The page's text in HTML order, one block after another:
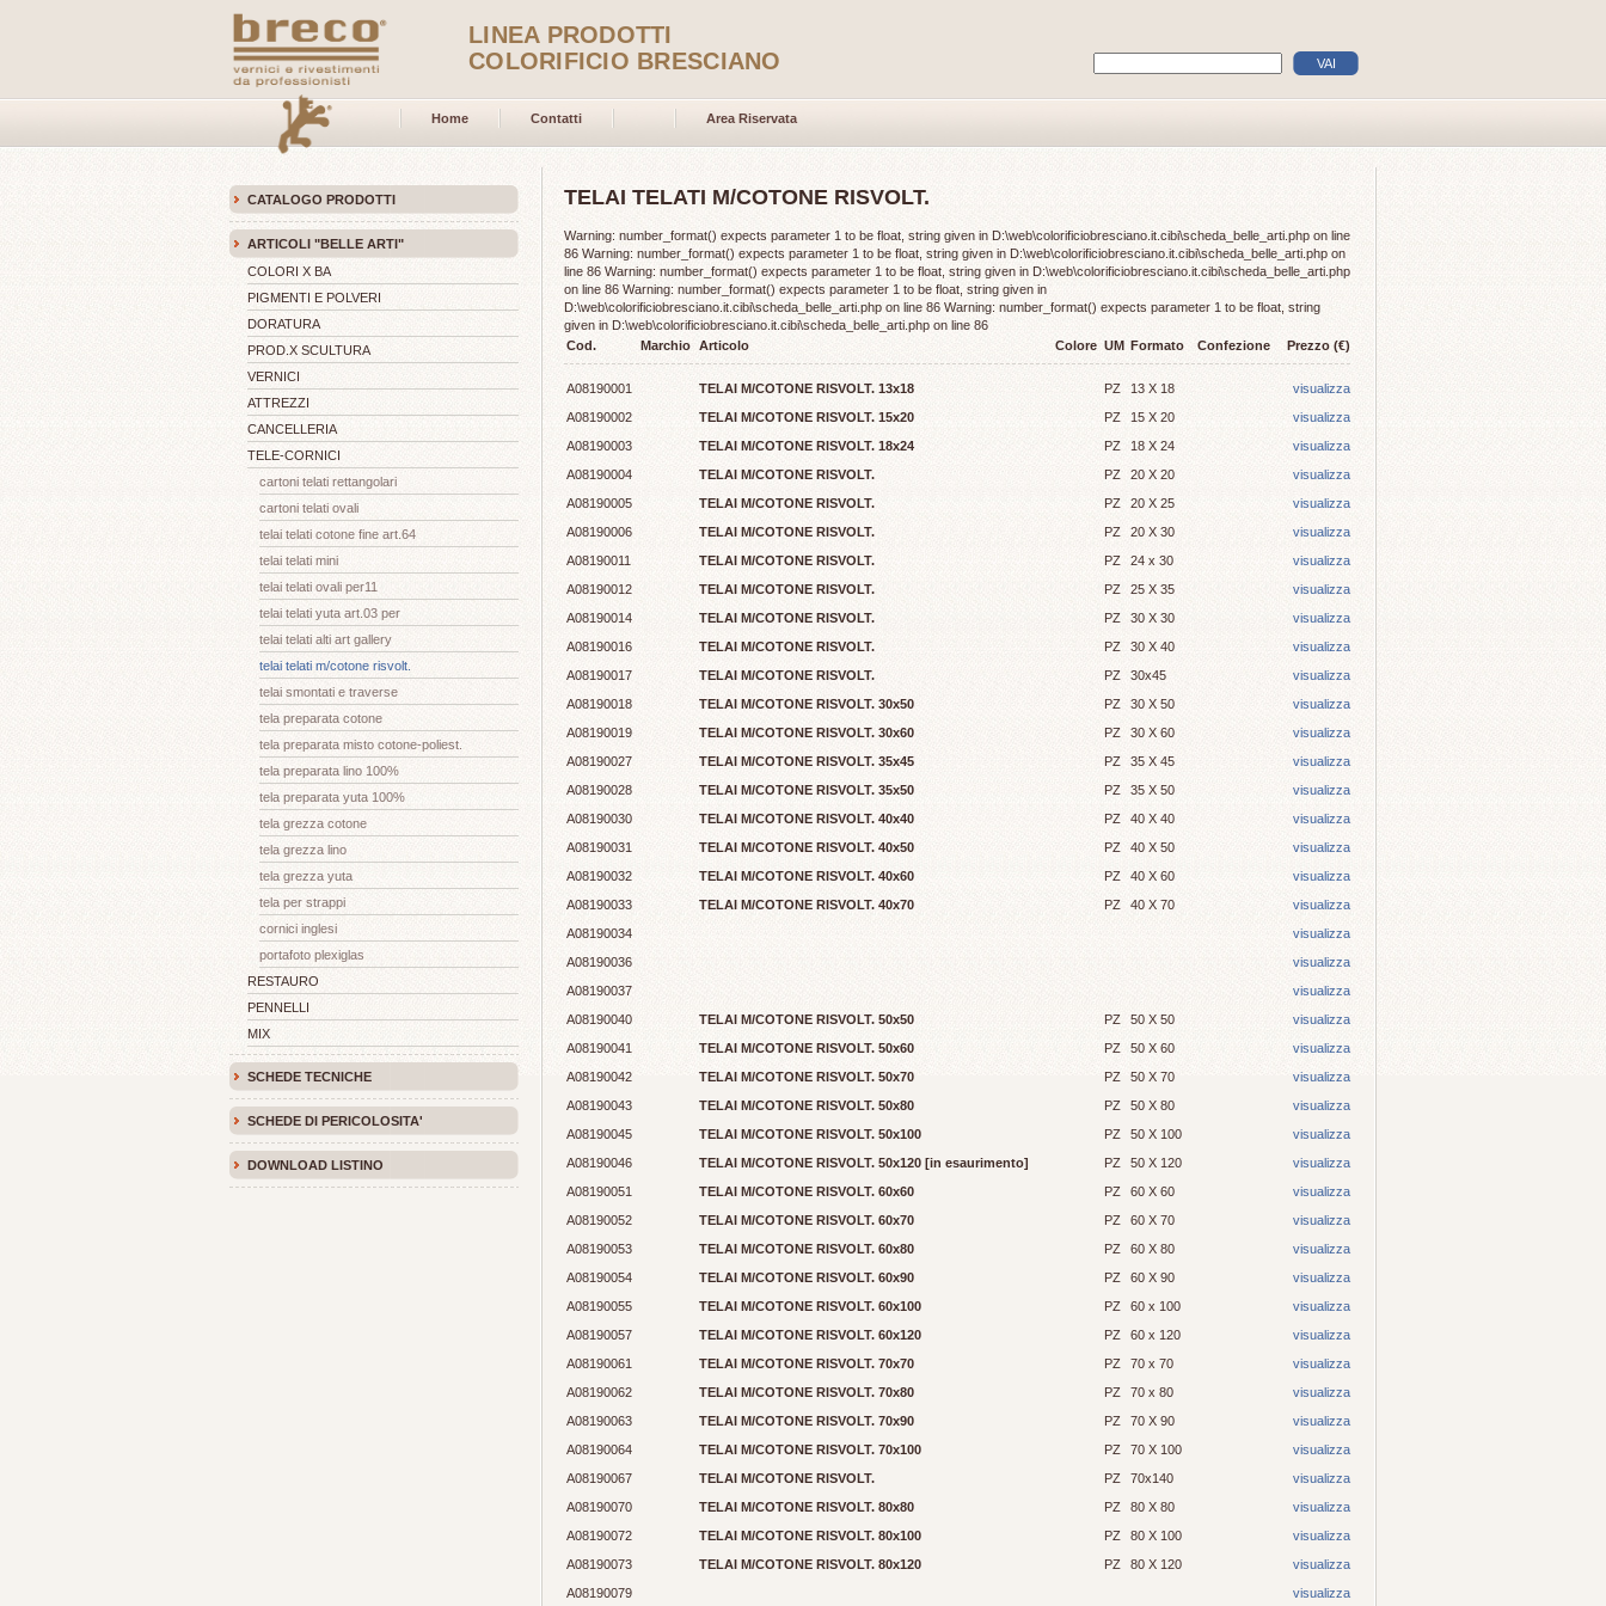
LINEA PRODOTTI
COLORIFICIO BRESCIANO
Home Contatti Area Riservata
CATALOGO PRODOTTI
ARTICOLI "BELLE ARTI"
COLORI X BA
PIGMENTI E POLVERI
DORATURA
PROD.X SCULTURA
VERNICI
ATTREZZI
CANCELLERIA
TELE-CORNICI
cartoni telati rettangolari
cartoni telati ovali
telai telati cotone fine art.64
telai telati mini
telai telati ovali per11
telai telati yuta art.03 per
telai telati alti art gallery
telai telati m/cotone risvolt.
telai smontati e traverse
tela preparata cotone
tela preparata misto cotone-poliest.
tela preparata lino 100%
tela preparata yuta 100%
tela grezza cotone
tela grezza lino
tela grezza yuta
tela per strappi
cornici inglesi
portafoto plexiglas
RESTAURO
PENNELLI
MIX
SCHEDE TECNICHE
SCHEDE DI PERICOLOSITA'
DOWNLOAD LISTINO
TELAI TELATI M/COTONE RISVOLT.
Warning: number_format() expects parameter 1 to be float, string given in D:\web\colorificiobresciano.it.cibi\scheda_belle_arti.php on line
86 Warning: number_format() expects parameter 1 to be float, string given in D:\web\colorificiobresciano.it.cibi\scheda_belle_arti.php on
line 86 Warning: number_format() expects parameter 1 to be float, string given in D:\web\colorificiobresciano.it.cibi\scheda_belle_arti.php
on line 86 Warning: number_format() expects parameter 1 to be float, string given in
D:\web\colorificiobresciano.it.cibi\scheda_belle_arti.php on line 86 Warning: number_format() expects parameter 1 to be float, string
given in D:\web\colorificiobresciano.it.cibi\scheda_belle_arti.php on line 86
Cod.
Marchio Articolo Colore UM Formato Confezione Prezzo (€)
A08190001 TELAI M/COTONE RISVOLT. 13x18 PZ 13 X 18
visualizza
A08190002
TELAI M/COTONE RISVOLT. 15x20 PZ 15 X 20
visualizza
A08190003
TELAI M/COTONE RISVOLT. 18x24 PZ 18 X 24
visualizza
A08190004
TELAI M/COTONE RISVOLT. PZ 20 X 20
visualizza
A08190005
TELAI M/COTONE RISVOLT. PZ 20 X 25
visualizza
A08190006
TELAI M/COTONE RISVOLT. PZ 20 X 30
visualizza
A08190011
TELAI M/COTONE RISVOLT. PZ 24 x 30
visualizza
A08190012
TELAI M/COTONE RISVOLT. PZ 25 X 35
visualizza
A08190014
TELAI M/COTONE RISVOLT. PZ 30 X 30
visualizza
A08190016
TELAI M/COTONE RISVOLT. PZ 30 X 40
visualizza
A08190017
TELAI M/COTONE RISVOLT. PZ 30x45
visualizza
A08190018
TELAI M/COTONE RISVOLT. 30x50 PZ 30 X 50
visualizza
A08190019
TELAI M/COTONE RISVOLT. 30x60 PZ 30 X 60
visualizza
A08190027
TELAI M/COTONE RISVOLT. 35x45 PZ 35 X 45
visualizza
A08190028
TELAI M/COTONE RISVOLT. 35x50 PZ 35 X 50
visualizza
A08190030
TELAI M/COTONE RISVOLT. 40x40 PZ 40 X 40
visualizza
A08190031
TELAI M/COTONE RISVOLT. 40x50 PZ 40 X 50
visualizza
A08190032
TELAI M/COTONE RISVOLT. 40x60 PZ 40 X 60
visualizza
A08190033
TELAI M/COTONE RISVOLT. 40x70 PZ 40 X 70
visualizza
A08190034
visualizza
A08190036
visualizza
A08190037
visualizza
A08190040
TELAI M/COTONE RISVOLT. 50x50 PZ 50 X 50
visualizza
A08190041
TELAI M/COTONE RISVOLT. 50x60 PZ 50 X 60
visualizza
A08190042
TELAI M/COTONE RISVOLT. 50x70 PZ 50 X 70
visualizza
A08190043
TELAI M/COTONE RISVOLT. 50x80 PZ 50 X 80
visualizza
A08190045
TELAI M/COTONE RISVOLT. 50x100 PZ 50 X 100
visualizza
A08190046
TELAI M/COTONE RISVOLT. 50x120 [in esaurimento] PZ 50 X 120
visualizza
A08190051
TELAI M/COTONE RISVOLT. 60x60 PZ 60 X 60
visualizza
A08190052
TELAI M/COTONE RISVOLT. 60x70 PZ 60 X 70
visualizza
A08190053
TELAI M/COTONE RISVOLT. 60x80 PZ 60 X 80
visualizza
A08190054
TELAI M/COTONE RISVOLT. 60x90 PZ 60 X 90
visualizza
A08190055
TELAI M/COTONE RISVOLT. 60x100 PZ 60 x 100
visualizza
A08190057
TELAI M/COTONE RISVOLT. 60x120 PZ 60 x 120
visualizza
A08190061
TELAI M/COTONE RISVOLT. 70x70 PZ 70 x 70
visualizza
A08190062
TELAI M/COTONE RISVOLT. 70x80 PZ 70 x 80
visualizza
A08190063
TELAI M/COTONE RISVOLT. 70x90 PZ 70 X 90
visualizza
A08190064
TELAI M/COTONE RISVOLT. 70x100 PZ 70 X 100
visualizza
A08190067
TELAI M/COTONE RISVOLT. PZ 70x140
visualizza
A08190070
TELAI M/COTONE RISVOLT. 80x80 PZ 80 X 80
visualizza
A08190072
TELAI M/COTONE RISVOLT. 80x100 PZ 80 X 100
visualizza
A08190073
TELAI M/COTONE RISVOLT. 80x120 PZ 80 X 120
visualizza
A08190079
visualizza